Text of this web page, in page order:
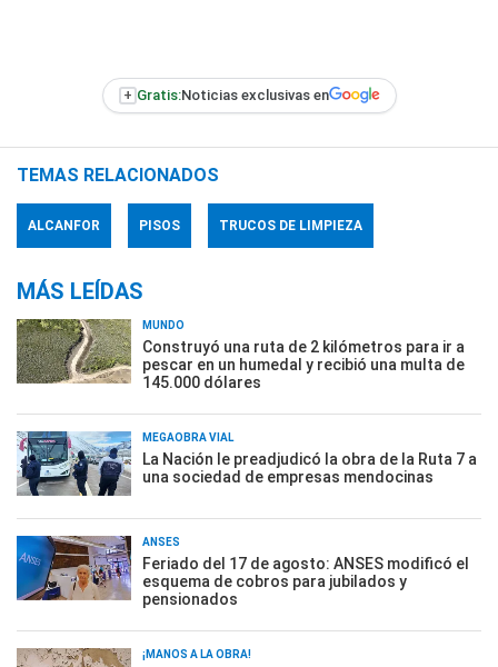
+ Gratis:Noticias exclusivas en
TEMAS RELACIONADOS
ALCANFOR PISOS TRUCOS DE LIMPIEZA
MÁS LEÍDAS
MUNDO
Construyó una ruta de 2 kilómetros para ir a
pescar en un humedal y recibió una multa de
145.000 dólares
MEGAOBRA VIAL
La Nación le preadjudicó la obra de la Ruta 7 a
una sociedad de empresas mendocinas
ANSES
Feriado del 17 de agosto: ANSES modificó el
esquema de cobros para jubilados y
pensionados
¡MANOS A LA OBRA!